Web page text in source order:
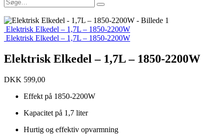
Elektrisk Elkedel – 1,7L – 1850-2200W
Elektrisk Elkedel – 1,7L – 1850-2200W
Elektrisk Elkedel – 1,7L – 1850-2200W
DKK 599,00
Effekt på 1850-2200W
Kapacitet på 1,7 liter
Hurtig og effektiv opvarmning